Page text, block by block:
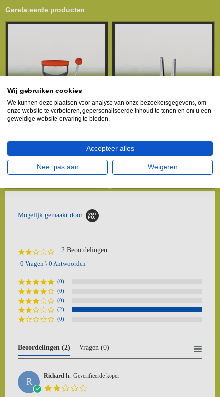
Gerelateerde producten
Gangenzoeker
€15,50
€17,95 €14,95
€17,95
Mogelijk gemaakt door
2.0
star
2 Beoordelingen
0 Vragen \ 0 Antwoorden
(0)
(0)
(0)
(2)
(0)
Beoordelingen (2) Vragen (0)
R Richard h. Geverifieerde koper
Wij gebruiken cookies
We kunnen deze plaatsen voor analyse van onze bezoekersgegevens, om
onze website te verbeteren, gepersonaliseerde inhoud te tonen en om u een
geweldige website-ervaring te bieden.
Accepteer alles
Nee, pas aan Weigeren